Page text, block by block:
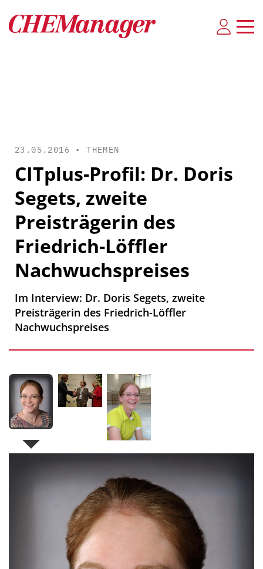
23.05.2016 •THEMEN
CITplus-Profil: Dr. Doris
Segets, zweite
Preisträgerin des
Friedrich-Löffler
Nachwuchspreises
Im Interview: Dr. Doris Segets, zweite
Preisträgerin des Friedrich-Löffler
Nachwuchspreises